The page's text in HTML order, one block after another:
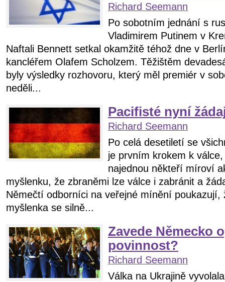
Richard Seemann
Po sobotním jednání s
Vladimirem Putinem v
Naftali Bennett setkal okamžitě téhož dne v
kancléřem Olafem Scholzem. Těžištěm
byly výsledky rozhovoru, který měl premiér v
neděli...
Pacifisté nyní
Richard Seemann
Po celá desetiletí se
je prvním krokem k
najednou někteří míroví
myšlenku, že zbraněmi lze válce i zabránit a
Němečtí odborníci na veřejné mínění poukazují,
myšlenka se silně...
Zavede Německo
povinnost?
Richard Seemann
Válka na Ukrajině